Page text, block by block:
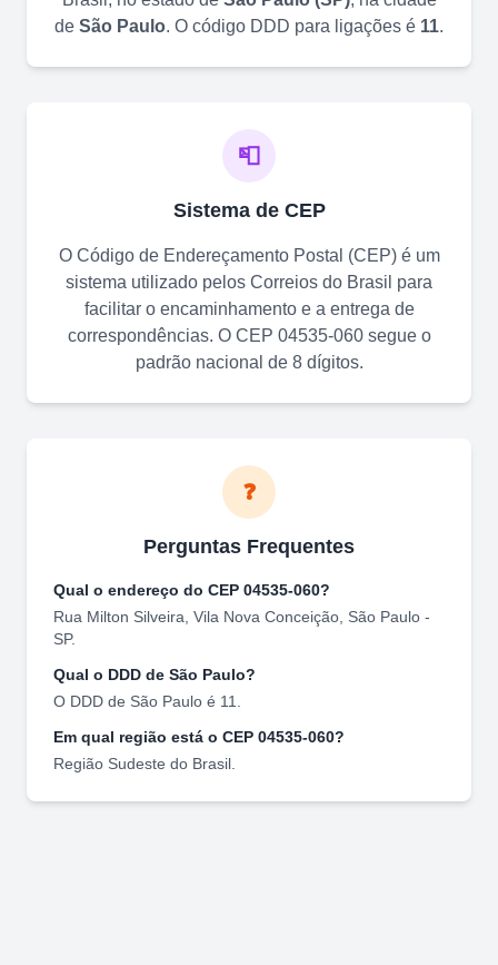
de São Paulo. O código DDD para ligações é 11.
📮
Sistema de CEP
O Código de Endereçamento Postal (CEP) é um
sistema utilizado pelos Correios do Brasil para
facilitar o encaminhamento e a entrega de
correspondências. O CEP 04535-060segue o
padrão nacional de 8 dígitos.
❓
Perguntas Frequentes
Qual o endereço do CEP 04535-060?
Rua Milton Silveira Vila Nova Conceição São Paulo -
SP.
Qual o DDD de São Paulo?
O DDD de São Paulo é 11
Em qual região está o CEP 04535-060?
Região Sudeste do Brasil.